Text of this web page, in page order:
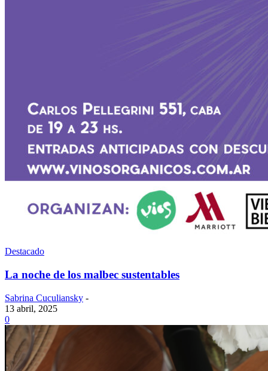
Destacado
La noche de los malbec sustentables
Sabrina Cuculiansky -
13 abril, 2025
0